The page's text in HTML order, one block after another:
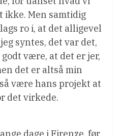
ikke. Men samtidig
ro i, at det alligevel
syntes, det var det,
godt være, at det er jer,
det er altså min
være hans projekt at
det virkede.
dage i Firenze, før